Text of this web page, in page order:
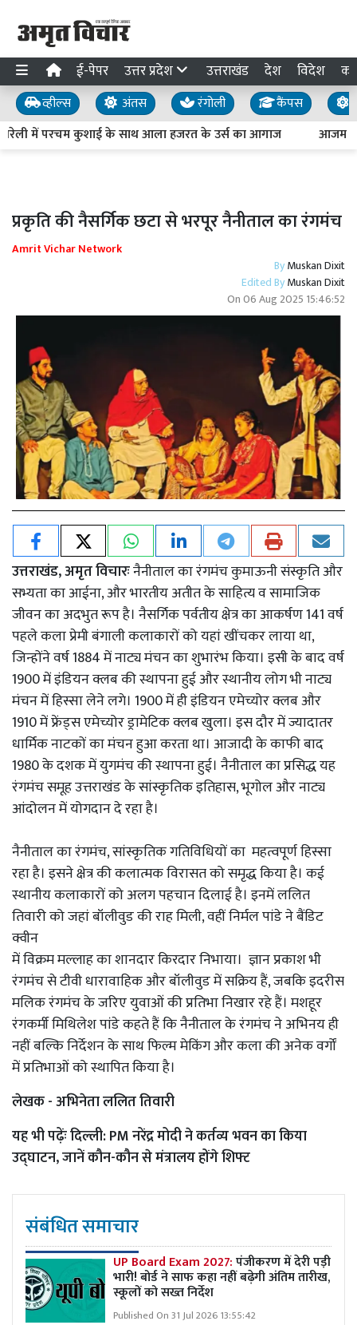
ई-पेपर उत्तर प्रदेश उत्तराखंड देश विदेश
व्हील्स अंतस रंगोली कैंपस
में परचम कुशाई के साथ आला हजरत के उर्स का आगाज
आजम
प्रकृति की नैसर्गिक छटा से भरपूर नैनीताल का रंगमंच
Amrit Vichar Network
ByMuskan Dixit
Edited ByMuskan Dixit
On06 Aug 2025 15:46:52
उत्तराखंड, अमृत विचारःनैनीताल का रंगमंच कुमाऊनी संस्कृति और
सभ्यता का आईना, और भारतीय अतीत के साहित्य व सामाजिक
जीवन का अदभुत रूप है। नैसर्गिक पर्वतीय क्षेत्र का आकर्षण 141 वर्ष
पहले कला प्रेमी बंगाली कलाकारों को यहां खींचकर लाया था,
जिन्होंने वर्ष 1884 में नाट्य मंचन का शुभारंभ किया। इसी के बाद वर्ष
1900 में इंडियन क्लब की स्थापना हुई और स्थानीय लोग भी नाट्य
मंचन में हिस्सा लेने लगे। 1900 में ही इंडियन एमेच्योर क्लब और
1910 में फ्रेंड्स एमेच्योर ड्रामेटिक क्लब खुला। इस दौर में ज्यादातर
धार्मिक नाटकों का मंचन हुआ करता था। आजादी के काफी बाद
1980 के दशक में युगमंच की स्थापना हुई। नैनीताल का प्रसिद्ध यह
रंगमंच समूह उत्तराखंड के सांस्कृतिक इतिहास, भूगोल और नाट्य
आंदोलन में योगदान दे रहा है।
नैनीताल का रंगमंच, सांस्कृतिक गतिविधियों का महत्वपूर्ण हिस्सा
रहा है। इसने क्षेत्र की कलात्मक विरासत को समृद्ध किया है। कई
स्थानीय कलाकारों को अलग पहचान दिलाई है। इनमें ललित
तिवारी को जहां बॉलीवुड की राह मिली, वहीं निर्मल पांडे ने बैंडिट
क्वीन
में विक्रम मल्लाह का शानदार किरदार निभाया। ज्ञान प्रकाश भी
रंगमंच से टीवी धारावाहिक और बॉलीवुड में सक्रिय हैं, जबकि इदरीस
मलिक रंगमंच के जरिए युवाओं की प्रतिभा निखार रहे हैं। मशहूर
रंगकर्मी मिथिलेश पांडे कहते हैं कि नैनीताल के रंगमंच ने अभिनय ही
नहीं बल्कि निर्देशन के साथ फिल्म मेकिंग और कला की अनेक वर्गों
में प्रतिभाओं को स्थापित किया है।
लेखक - अभिनेता ललित तिवारी
यह भी पढ़ेंःदिल्ली: PM नरेंद्र मोदी ने कर्तव्य भवन का किया
उद्घाटन, जानें कौन-कौन से मंत्रालय होंगे शिफ्ट
संबंधित समाचार
UP Board Exam 2027:पंजीकरण में देरी पड़ी
भारी! बोर्ड ने साफ कहा नहीं बढ़ेगी अंतिम तारीख,
स्कूलों को सख्त निर्देश
Published On 31 Jul 2026 13:55:42